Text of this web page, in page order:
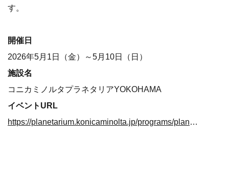
す。
開催日
2026年5月1日（金）～5月10日（日）
施設名
コニカミノルタプラネタリアYOKOHAMA
イベントURL
https://planetarium.konicaminolta.jp/programs/planetariayokohama/